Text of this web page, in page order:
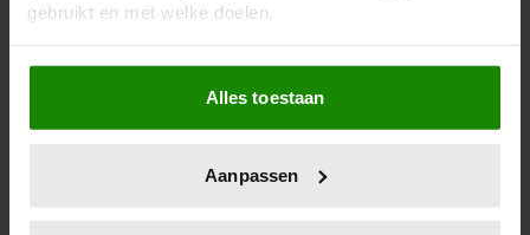
gebruikt en met welke doelen.
Als u het toestaat, willen we ook graag:
Informatie verzamelen over uw geografische
locatie, die tot een paar meter nauwkeurig kan zijn
scannen op specifieke eigenschappen (fingerprinting)
Alles toestaan
Aanpassen